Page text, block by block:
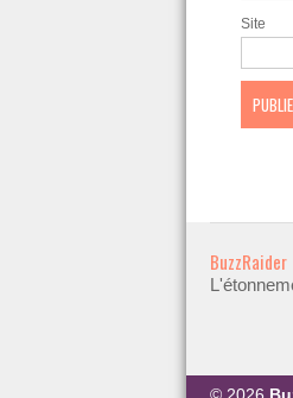
Site
BuzzRaider